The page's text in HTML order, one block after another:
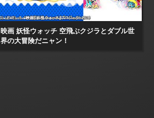
映画 妖怪ウォッチ 空飛ぶクジラとダブル世
界の大冒険だニャン！